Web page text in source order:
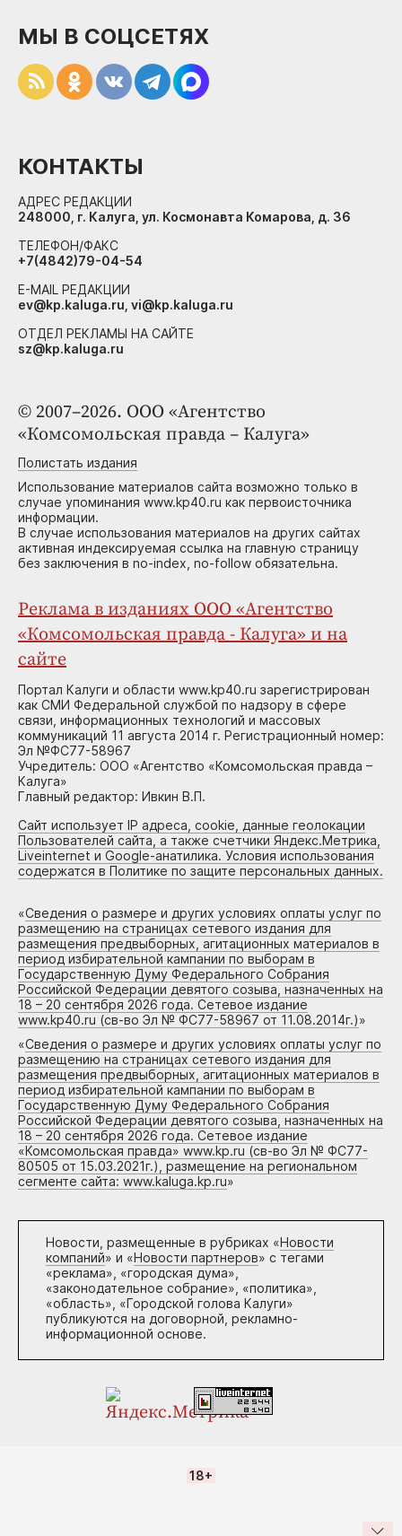
© 2007–2026. ООО «Агентство
«Комсомольская правда – Калуга»
Полистать издания
Использование материалов сайта возможно только в
случае упоминания www.kp40.ru как первоисточника
информации.
В случае использования материалов на других сайтах
активная индексируемая ссылка на главную страницу
без заключения в no-index, no-follow обязательна.
Реклама в изданиях ООО «Агентство
«Комсомольская правда - Калуга» и на
сайте
Портал Калуги и области www.kp40.ru зарегистрирован
как СМИ Федеральной службой по надзору в сфере
связи, информационных технологий и массовых
коммуникаций 11 августа 2014 г. Регистрационный номер:
Эл №ФС77-58967
Учредитель: ООО «Агентство «Комсомольская правда –
Калуга»
Главный редактор: Ивкин В.П.
Сайт использует IP адреса, cookie, данные геолокации
Пользователей сайта, а также счетчики Яндекс.Метрика,
Liveinternet и Google-анатилика. Условия использования
содержатся в Политике по защите персональных данных.
«Сведения о размере и других условиях оплаты услуг по
размещению на страницах сетевого издания для
размещения предвыборных, агитационных материалов в
период избирательной кампании по выборам в
Государственную Думу Федерального Собрания
Российской Федерации девятого созыва, назначенных на
18 – 20 сентября 2026 года. Сетевое издание
www.kp40.ru (св-во Эл № ФС77-58967 от 11.08.2014г.)»
«Сведения о размере и других условиях оплаты услуг по
размещению на страницах сетевого издания для
размещения предвыборных, агитационных материалов в
период избирательной кампании по выборам в
Государственную Думу Федерального Собрания
Российской Федерации девятого созыва, назначенных на
18 – 20 сентября 2026 года. Сетевое издание
«Комсомольская правда» www.kp.ru (св-во Эл № ФС77-
80505 от 15.03.2021г.), размещение на региональном
сегменте сайта: www.kaluga.kp.ru»
Новости, размещенные в рубриках «Новости
компаний» и «Новости партнеров» с тегами
«реклама», «городская дума»,
«законодательное собрание», «политика»,
«область», «Городской голова Калуги»
публикуются на договорной, рекламно-
информационной основе.
МЫ В СОЦСЕТЯХ
КОНТАКТЫ
АДРЕС РЕДАКЦИИ
248000, г. Калуга, ул. Космонавта Комарова, д. 36
ТЕЛЕФОН/ФАКС
+7(4842)79-04-54
E-MAIL РЕДАКЦИИ
ev@kp.kaluga.ru, vi@kp.kaluga.ru
ОТДЕЛ РЕКЛАМЫ НА САЙТЕ
sz@kp.kaluga.ru
18+